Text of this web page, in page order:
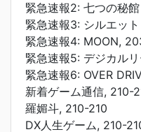
緊急速報2: 七つの秘
緊急速報3: シルエッ
緊急速報4: MOON,
緊急速報5: デジカル
緊急速報6: OVER
新着ゲーム通信, 210-
羅媚斗, 210-210
DX人生ゲーム, 210-